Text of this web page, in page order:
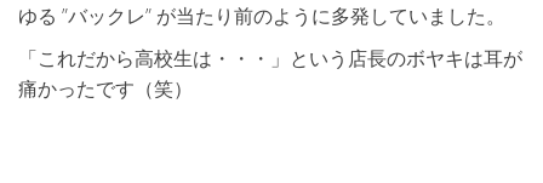
ゆる ”バックレ” が当たり前のように多発していました。
「これだから高校生は・・・」という店長のボヤキは耳が
痛かったです（笑）